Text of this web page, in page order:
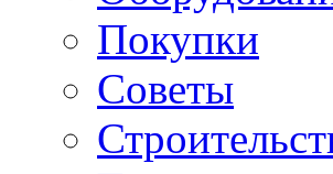
Покупки
Советы